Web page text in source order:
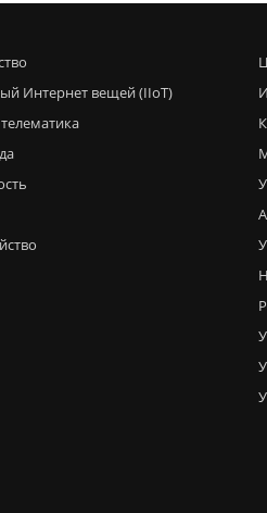
Интернет вещей (IIoT)